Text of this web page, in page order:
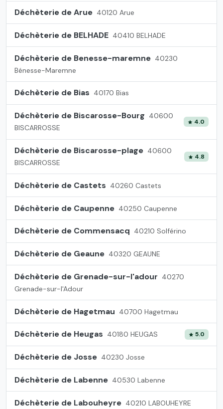
Déchèterie de Arue 40120 Arue
Déchèterie de BELHADE 40410 BELHADE
Déchèterie de Benesse-maremne 40230
Bénesse-Maremne
Déchèterie de Bias 40170 Bias
Déchèterie de Biscarosse-Bourg 40600
BISCARROSSE
4.0
Déchèterie de Biscarosse-plage 40600
BISCARROSSE
4.8
Déchèterie de Castets 40260 Castets
Déchèterie de Caupenne 40250 Caupenne
Déchèterie de Commensacq 40210 Solférino
Déchèterie de Geaune 40320 GEAUNE
Déchèterie de Grenade-sur-l'adour 40270
Grenade-sur-l'Adour
Déchèterie de Hagetmau 40700 Hagetmau
Déchèterie de Heugas 40180 HEUGAS 5.0
Déchèterie de Josse 40230 Josse
Déchèterie de Labenne 40530 Labenne
Déchèterie de Labouheyre 40210 LABOUHEYRE